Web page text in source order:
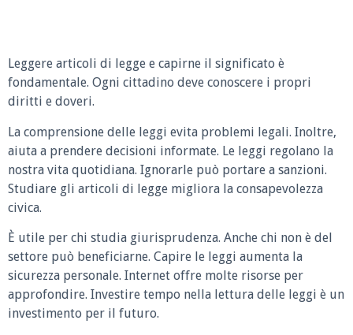
Leggere articoli di legge e capirne il significato è
fondamentale. Ogni cittadino deve conoscere i propri
diritti e doveri.
La comprensione delle leggi evita problemi legali. Inoltre,
aiuta a prendere decisioni informate. Le leggi regolano la
nostra vita quotidiana. Ignorarle può portare a sanzioni.
Studiare gli articoli di legge migliora la consapevolezza
civica.
È utile per chi studia giurisprudenza. Anche chi non è del
settore può beneficiarne. Capire le leggi aumenta la
sicurezza personale. Internet offre molte risorse per
approfondire. Investire tempo nella lettura delle leggi è un
investimento per il futuro.